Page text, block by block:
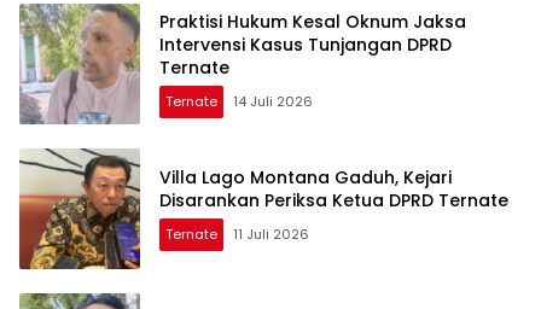
Praktisi Hukum Kesal Oknum Jaksa
Intervensi Kasus Tunjangan DPRD
Ternate
Ternate 14 Juli 2026
Villa Lago Montana Gaduh, Kejari
Disarankan Periksa Ketua DPRD Ternate
Ternate 11 Juli 2026